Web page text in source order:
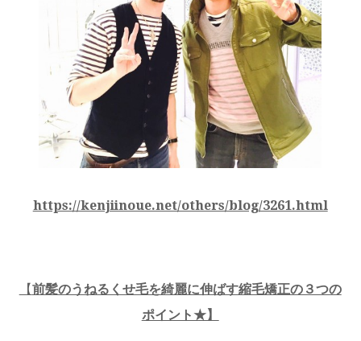
https://kenjiinoue.net/others/blog/3261.html
【前髪のうねるくせ毛を綺麗に伸ばす縮毛矯正の３つの
ポイント★】